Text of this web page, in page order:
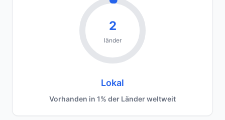
2
länder
Lokal
Vorhanden in 1% der Länder weltweit